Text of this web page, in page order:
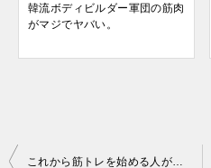
韓流ボディビルダー軍団の筋肉
がマジでヤバい。
投